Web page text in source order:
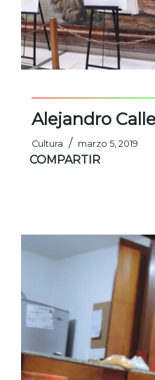
Alejandro
Cultura / marzo 5, 2019
COMPARTIR